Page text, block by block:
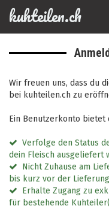
kuhteilen.ch
Wir freuen uns, dass du
bei kuhteilen.ch zu
Ein Benutzerkonto
Verfolge den Status
dein Fleisch ausgeliefert
Nicht Zuhause am
bis kurz vor der
Erhalte Zugang zu
für bestehende